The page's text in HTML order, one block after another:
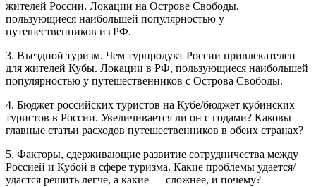
жителей России. Локации на Острове Свободы,
пользующиеся наибольшей популярностью у
путешественников из РФ.
3. Въездной туризм. Чем турпродукт России привлекателен
для жителей Кубы. Локации в РФ, пользующиеся наибольшей
популярностью у путешественников с Острова Свободы.
4. Бюджет российских туристов на Кубе/бюджет кубинских
туристов в России. Увеличивается ли он с годами? Каковы
главные статьи расходов путешественников в обеих странах?
5. Факторы, сдерживающие развитие сотрудничества между
Россией и Кубой в сфере туризма. Какие проблемы удается/
удастся решить легче, а какие — сложнее, и почему?